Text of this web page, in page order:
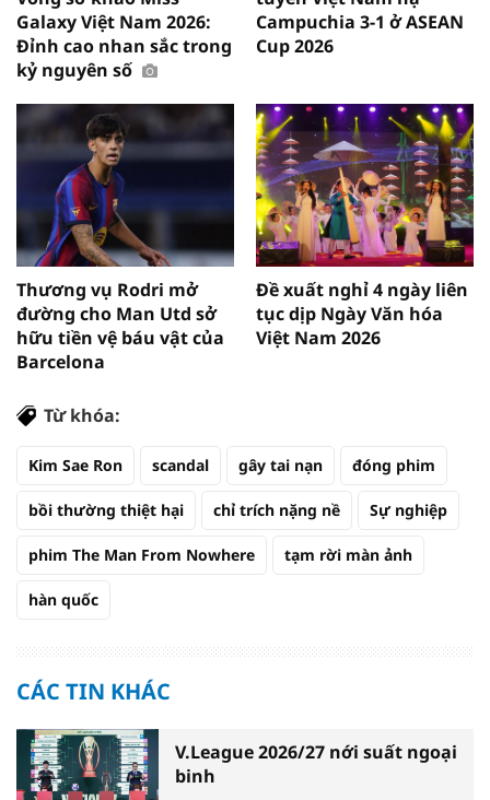
Galaxy Việt Nam 2026:
Đỉnh cao nhan sắc trong
kỷ nguyên số
Campuchia 3-1 ở ASEAN
Cup 2026
Thương vụ Rodri mở
đường cho Man Utd sở
hữu tiền vệ báu vật của
Barcelona
Đề xuất nghỉ 4 ngày liên
tục dịp Ngày Văn hóa
Việt Nam 2026
Từ khóa:
Kim Sae Ron scandal gây tai nạn đóng phim
bồi thường thiệt hại chỉ trích nặng nề Sự nghiệp
phim The Man From Nowhere tạm rời màn ảnh
hàn quốc
CÁC TIN KHÁC
V.League 2026/27 nới suất ngoại
binh